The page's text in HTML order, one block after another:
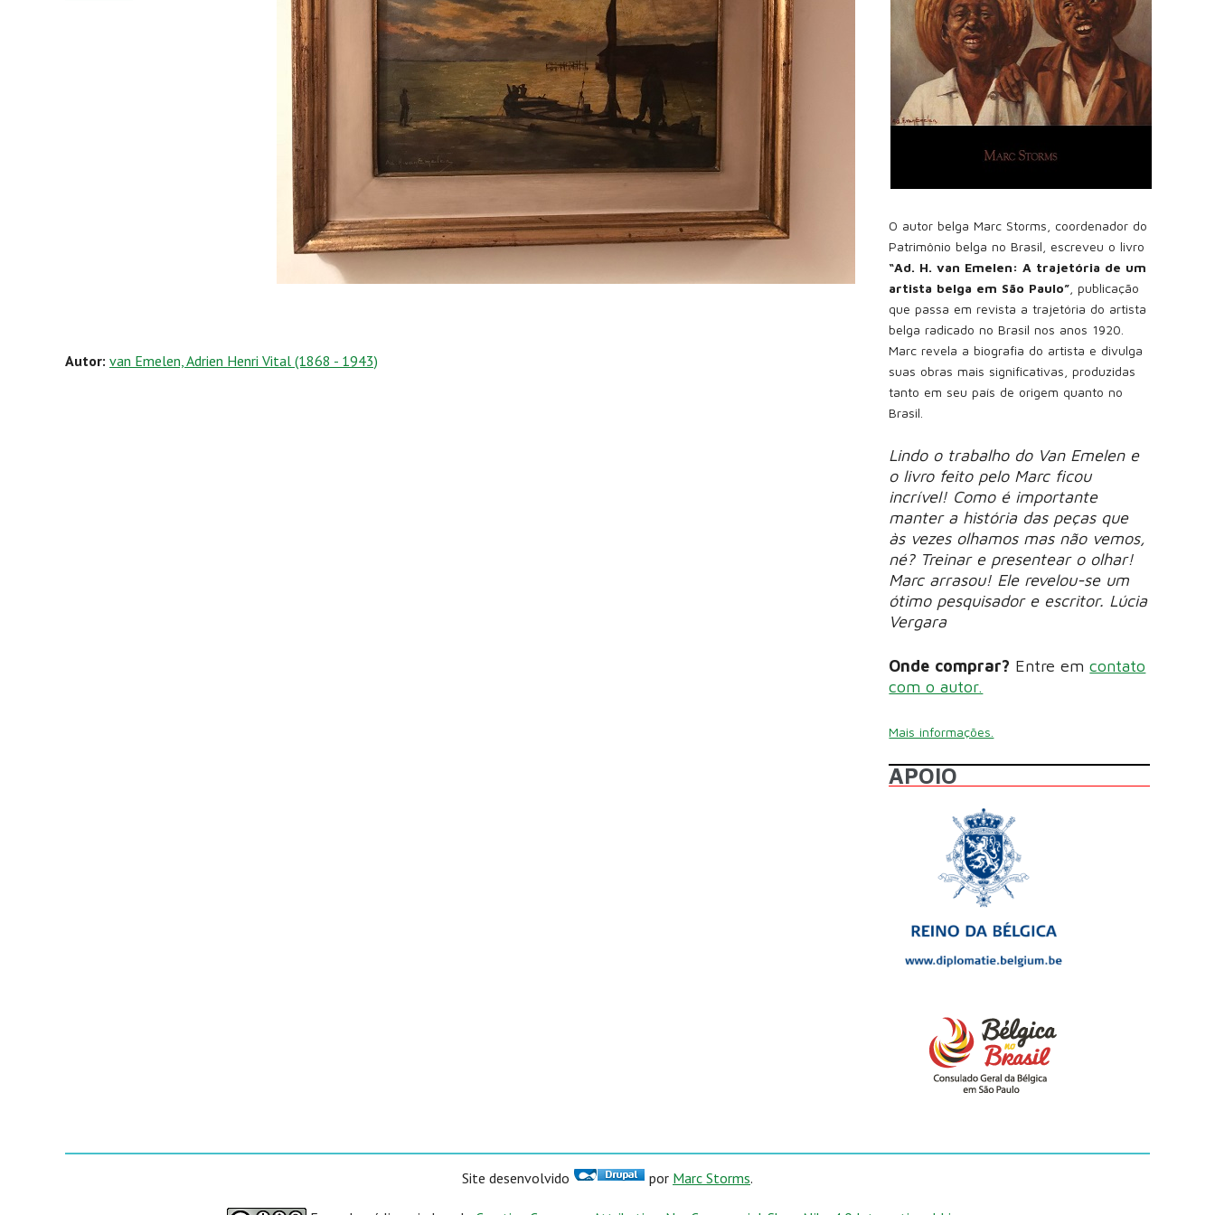
Autor: van Emelen, Adrien Henri Vital (1868 - 1943)
O autor belga Marc Storms, coordenador do
Patrimônio belga no Brasil, escreveu o livro
“Ad. H. van Emelen: A trajetória de um
artista belga em São Paulo” , publicação
que passa em revista a trajetória do artista
belga radicado no Brasil nos anos 1920.
Marc revela a biografia do artista e divulga
suas obras mais significativas, produzidas
tanto em seu país de origem quanto no
Brasil.
Lindo o trabalho do Van Emelen e
o livro feito pelo Marc ficou
incrível! Como é importante
manter a história das peças que
às vezes olhamos mas não vemos,
né? Treinar e presentear o olhar!
Marc arrasou! Ele revelou-se um
ótimo pesquisador e escritor. Lúcia
Vergara
Onde comprar? Entre emcontato
com o autor.
Mais informações.
APOIO
Site desenvolvido por Marc Storms.